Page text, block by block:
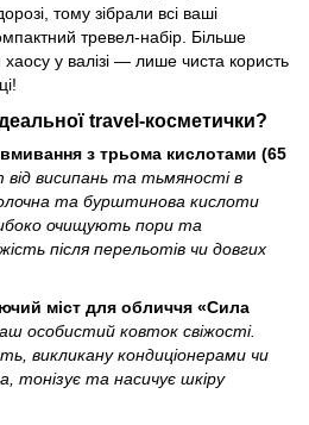
тому зібрали всі ваші
тревел-набір. Більше
у валізі — лише чиста користь
travel-косметички?
з трьома кислотами (65
висипань та тьмяності в
та бурштинова кислоти
очищують пори та
після перельотів чи довгих
міст для обличчя «Сила
особистий ковток свіжості.
викликану кондиціонерами чи
тонізує та насичує шкіру